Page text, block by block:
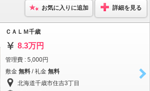
お気に入りに追加 詳細を見る
ＣＡＬＭ千歳
8.3万円
管理費 : 5,000円
敷金 無料 / 礼金 無料
北海道千歳市住吉3丁目